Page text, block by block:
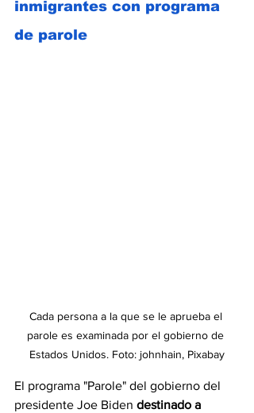
inmigrantes con programa
de parole
Cada persona a la que se le aprueba el
parole es examinada por el gobierno de
Estados Unidos. Foto: johnhain, Pixabay
El programa "Parole" del gobierno del
presidente Joe Biden destinado a